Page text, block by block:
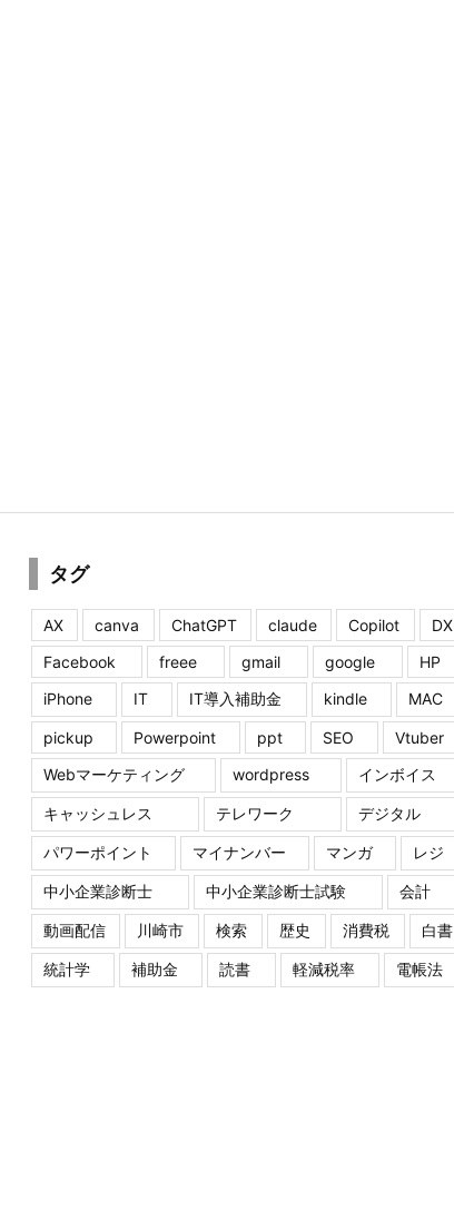
タグ
AX canva ChatGPT claude Copilot
DX
Facebook
freee gmail google
HP
iPhone
IT IT導入補助金 kindle MAC
pickup Powerpoint ppt SEO
Vtuber
Webマーケティング
wordpress インボイス
キャッシュレス テレワーク デジタル
パワーポイント マイナンバー マンガ レジ
中小企業診断士 中小企業診断士試験 会計
動画配信 川崎市 検索 歴史 消費税 白書
統計学 補助金 読書 軽減税率 電帳法